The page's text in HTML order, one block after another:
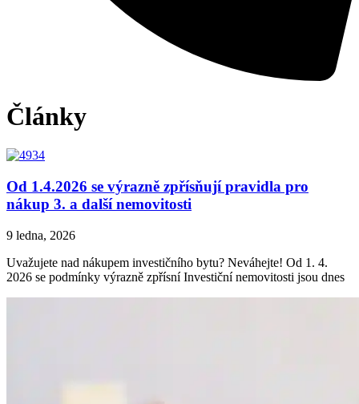
Články
Od 1.4.2026 se výrazně zpřísňují pravidla pro
nákup 3. a další nemovitosti
9 ledna, 2026
Uvažujete nad nákupem investičního bytu? Neváhejte! Od 1. 4.
2026 se podmínky výrazně zpřísní Investiční nemovitosti jsou dnes